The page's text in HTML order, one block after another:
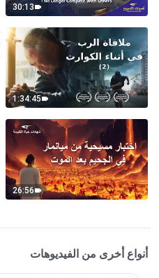
30:13
1:34:45
26:56
أنواع أخرى من الفيديوهات